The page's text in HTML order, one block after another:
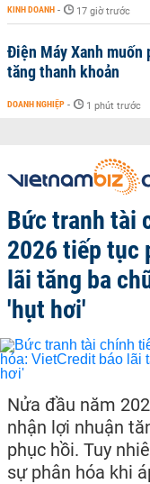
KINH DOANH - 17 giờ trước
Điện Máy Xanh
tăng thanh khoản
DOANH NGHIỆP - 1 phút trước
Bức tranh tài
2026 tiếp tục
lãi tăng ba
'hụt hơi'
Nửa đầu năm
nhận lợi nhuận
phục hồi. Tuy
sự phân hóa khi